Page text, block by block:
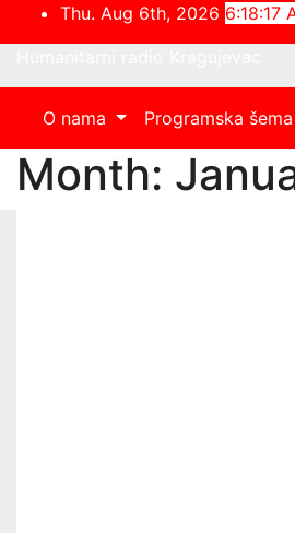
to
Thu. Aug 6th, 2026 6:18:18
O nama Programska šema
Month: